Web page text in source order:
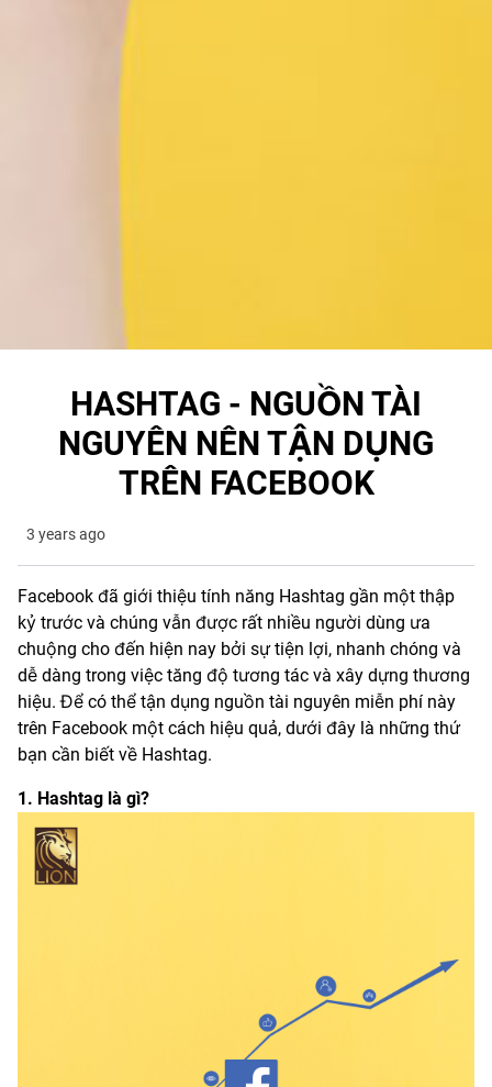
HASHTAG - NGUỒN TÀI
NGUYÊN NÊN TẬN DỤNG
TRÊN FACEBOOK
3 years ago
Facebook đã giới thiệu tính năng Hashtag gần một thập
kỷ trước và chúng vẫn được rất nhiều người dùng ưa
chuộng cho đến hiện nay bởi sự tiện lợi, nhanh chóng và
dễ dàng trong việc tăng độ tương tác và xây dựng thương
hiệu. Để có thể tận dụng nguồn tài nguyên miễn phí này
trên Facebook một cách hiệu quả, dưới đây là những thứ
bạn cần biết về Hashtag.
1. Hashtag là gì?